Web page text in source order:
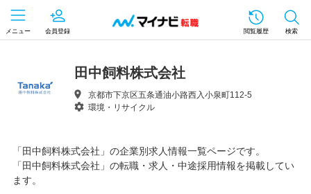
メニュー 会員登録 閲覧履歴 検索
田中飼料株式会社
京都市下京区五条通油小路西入小泉町112-5
環境・リサイクル
「田中飼料株式会社」の企業別求人情報一覧ページです。
「田中飼料株式会社」の転職・求人・中途採用情報を掲載してい
ます。